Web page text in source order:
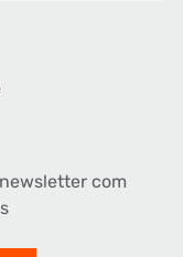
com